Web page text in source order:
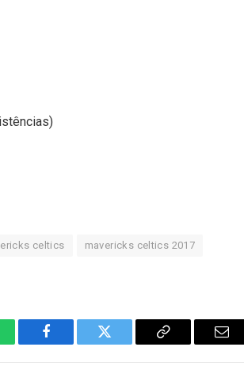
celtics mavericks celtics 2017
Facebook Twitter
Copiar
E-